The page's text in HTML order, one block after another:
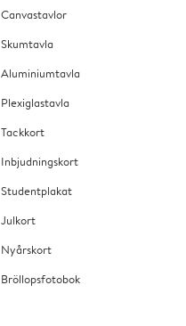
Canvastavlor
Skumtavla
Aluminiumtavla
Plexiglastavla
Tackkort
Inbjudningskort
Studentplakat
Julkort
Nyårskort
Bröllopsfotobok